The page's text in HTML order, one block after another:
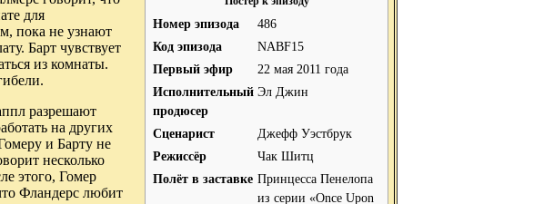
Номер эпизода
486
Код эпизода
NABF15
Первый эфир
22 мая 2011 года
Исполнительный
продюсер
Эл Джин
Сценарист
Джефф Уэстбрук
Режиссёр
Чак Шитц
Полёт в заставке Принцесса Пенелопа
из серии «Once Upon
для
пока не узнают
Барт чувствует
из комнаты.
разрешают
на других
и Барту не
несколько
этого, Гомер
Фландерс любит